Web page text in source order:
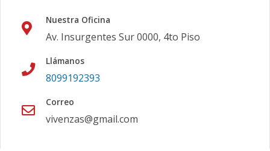
Nuestra Oficina
Av. Insurgentes Sur 0000, 4to Piso
Llámanos
8099192393
Correo
vivenzas@gmail.com